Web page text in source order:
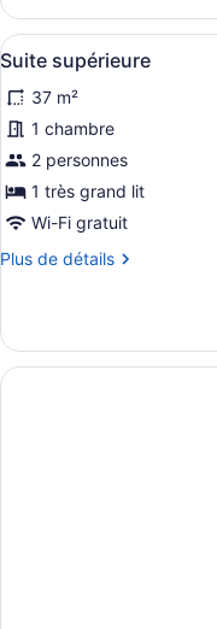
Suite
supérieure
Afficher
toutes
les
photos
pour
ce
type
chambre :
6
Suite supérieure
37 m²
1 chambre
2 personnes
1 très grand lit
Wi-Fi gratuit
Plus de détails
Plus
Suite
supérieure